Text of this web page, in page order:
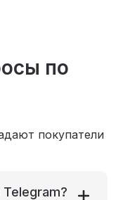
по
покупатели